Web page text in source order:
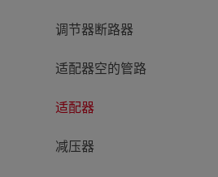
调节器断路器
适配器空的管路
适配器
减压器